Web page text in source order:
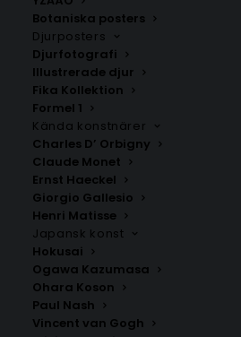
Botaniska posters
Djurposters
Djurfotografi
Illustrerade djur
Fika Kollektion
Formel 1
Kända konstnärer
Charles D’ Orbigny
Claude Monet
Ernst Haeckel
Giorgio Gallesio
Henri Matisse
Japansk konst
Hokusai
Ogawa Kazumasa
Ohara Koson
Paul Nash
Vincent van Gogh
Romsås
Fr. 200.00